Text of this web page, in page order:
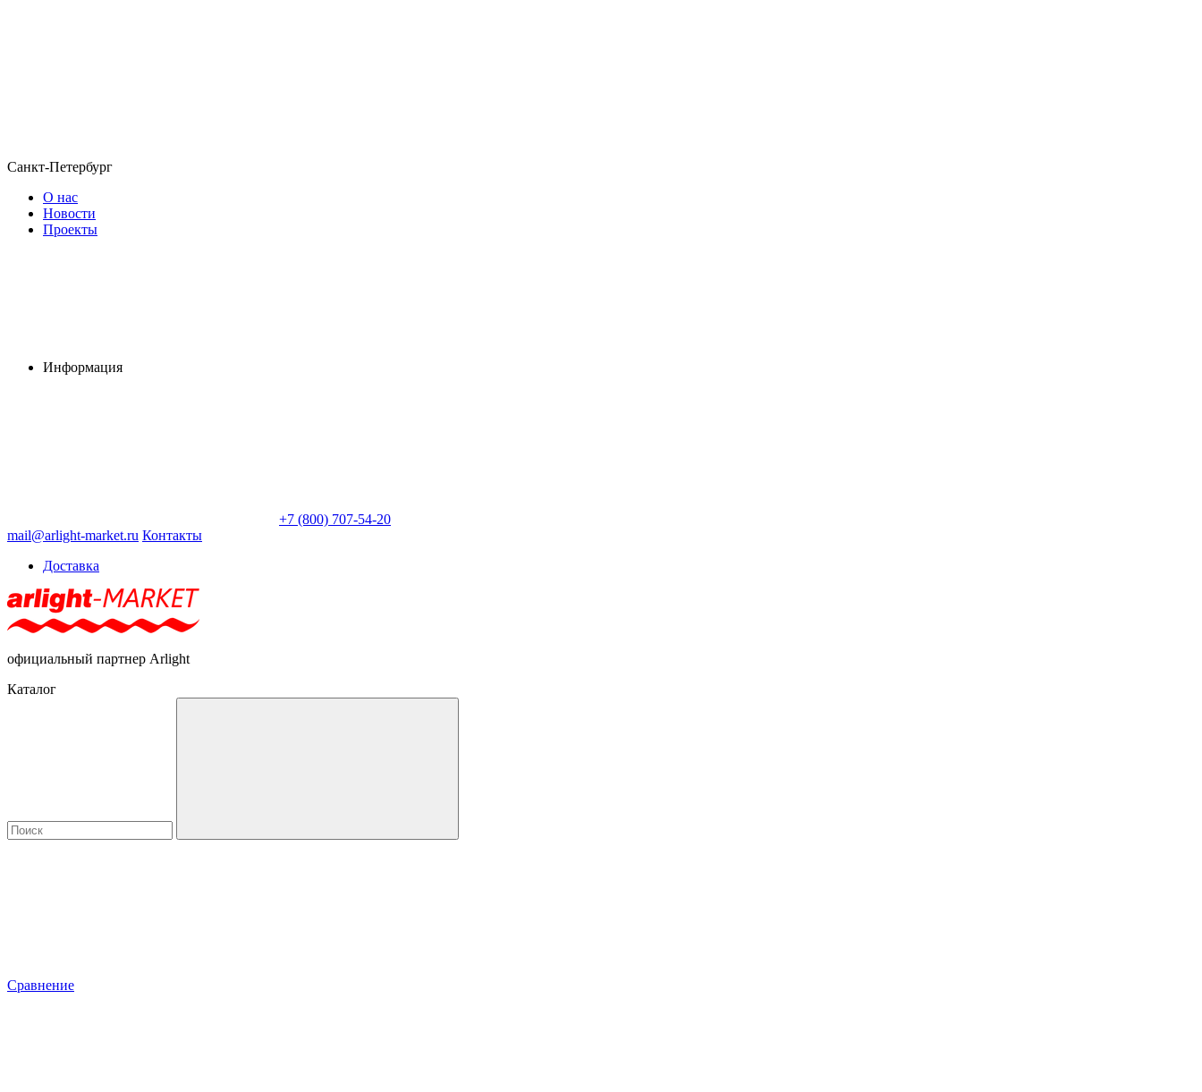
Санкт-Петербург
О нас
Новости
Проекты
Информация
+7 (800) 707-54-20
mail@arlight-market.ru Контакты
Доставка
официальный партнер Arlight
Каталог
Сравнение